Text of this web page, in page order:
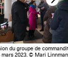
du groupe de
mars 2023. © Mari Linnman